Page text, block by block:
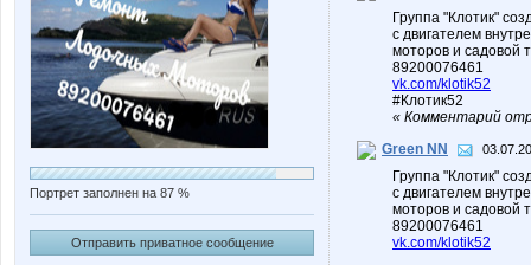
Портрет заполнен на 87 %
Отправить приватное сообщение
Группа "Клотик"
с двигателем
моторов и садовой
89200076461
vk.com/klotik52
#Клотик52
« Комментарий
Green NN
Группа "Клотик"
с двигателем
моторов и садовой
89200076461
vk.com/klotik52